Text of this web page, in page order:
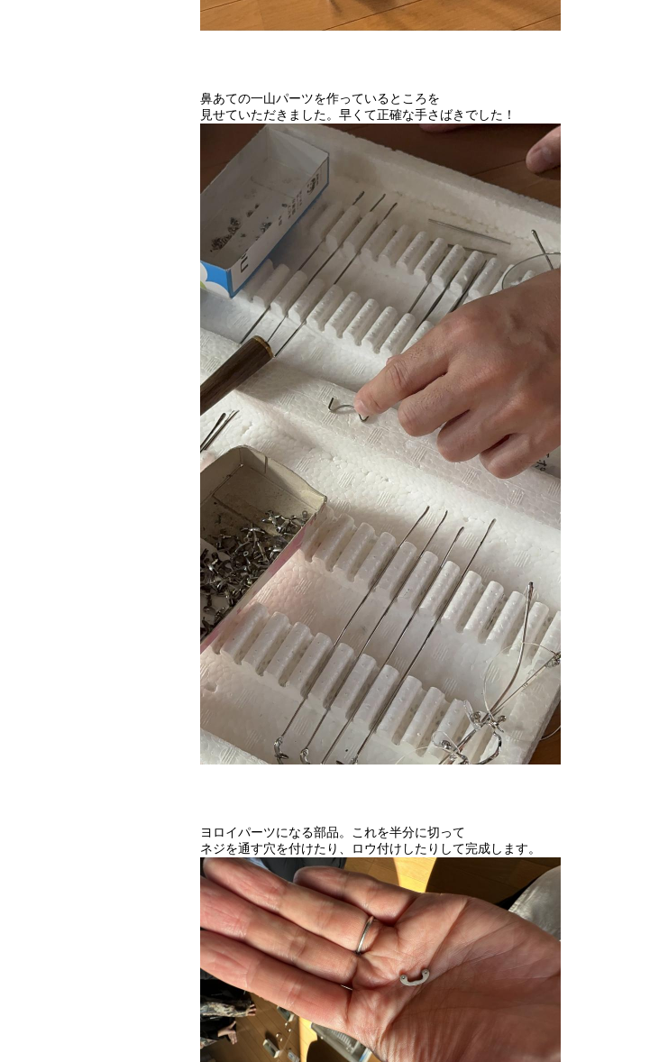
鼻あての一山パーツを作っているところを
見せていただきました。早くて正確な手さばきでした！
ヨロイパーツになる部品。これを半分に切って
ネジを通す穴を付けたり、ロウ付けしたりして完成します。